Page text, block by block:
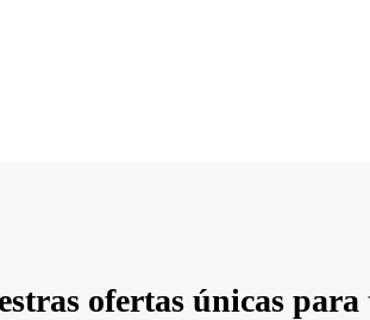
ofertas únicas para